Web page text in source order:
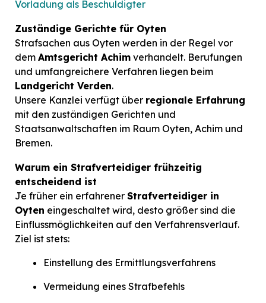
Vorladung als Beschuldigter
Zuständige Gerichte für Oyten
Strafsachen aus Oyten werden in der Regel vor
dem Amtsgericht Achim verhandelt. Berufungen
und umfangreichere Verfahren liegen beim
Landgericht Verden.
Unsere Kanzlei verfügt über regionale Erfahrung
mit den zuständigen Gerichten und
Staatsanwaltschaften im Raum Oyten, Achim und
Bremen.
Warum ein Strafverteidiger frühzeitig
entscheidend ist
Je früher ein erfahrener Strafverteidiger in
Oyten eingeschaltet wird, desto größer sind die
Einflussmöglichkeiten auf den Verfahrensverlauf.
Ziel ist stets:
Einstellung des Ermittlungsverfahrens
Vermeidung eines Strafbefehls